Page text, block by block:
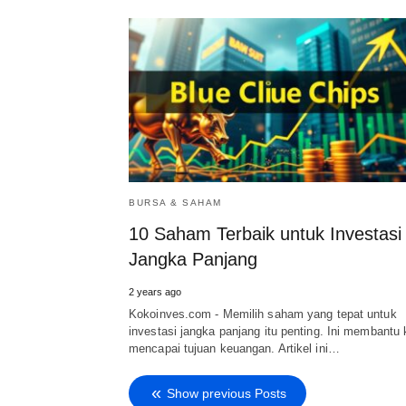
BURSA & SAHAM
10 Saham Terbaik untuk Investasi
Jangka Panjang
2 years ago
Kokoinves.com - Memilih saham yang tepat untuk
investasi jangka panjang itu penting. Ini membantu
mencapai tujuan keuangan. Artikel ini…
Show previous Posts